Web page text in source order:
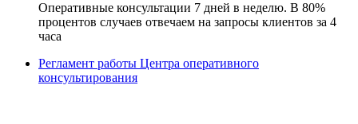
Оперативные консультации 7 дней в неделю. В 80%
процентов случаев отвечаем на запросы клиентов за 4
часа
Регламент работы Центра оперативного
консультирования